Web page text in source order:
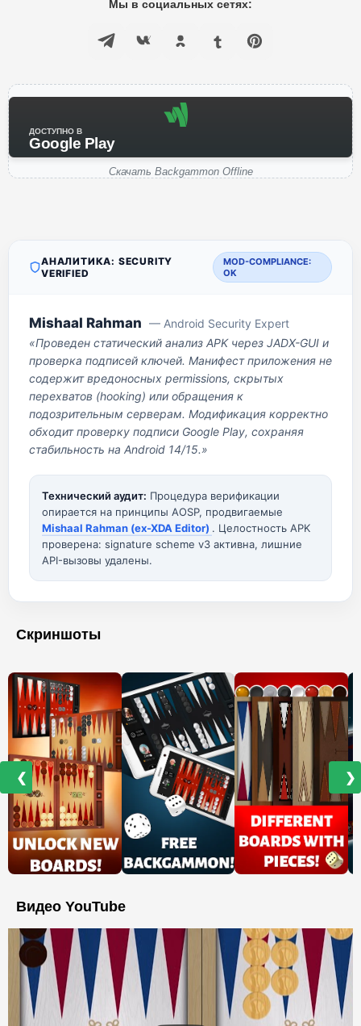
Мы в социальных сетях:
ДОСТУПНО В
Google Play
Скачать Backgammon Offline
АНАЛИТИКА: SECURITY
VERIFIED
MOD-COMPLIANCE:
OK
Mishaal Rahman — Android Security Expert
«Проведен статический анализ APK через JADX-GUI и
проверка подписей ключей. Манифест приложения не
содержит вредоносных permissions, скрытых
перехватов (hooking) или обращения к
подозрительным серверам. Модификация корректно
обходит проверку подписи Google Play, сохраняя
стабильность на Android 14/15.»
Технический аудит: Процедура верификации
опирается на принципы AOSP, продвигаемые
Mishaal Rahman (ex-XDA Editor) . Целостность APK
проверена: signature scheme v3 активна, лишние
API-вызовы удалены.
Скриншоты
❮ ❯
Видео YouTube